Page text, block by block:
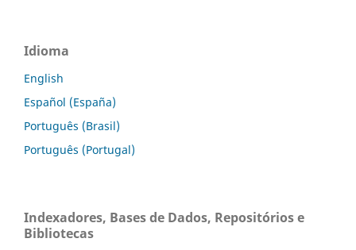
Idioma
English
Español (España)
Português (Brasil)
Português (Portugal)
Indexadores, Bases de Dados, Repositórios e
Bibliotecas